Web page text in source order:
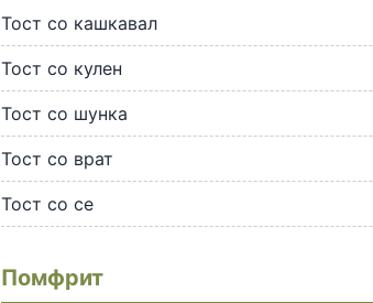
Тост со кашкавал
Тост со кулен
Тост со шунка
Тост со врат
Тост со се
Помфрит